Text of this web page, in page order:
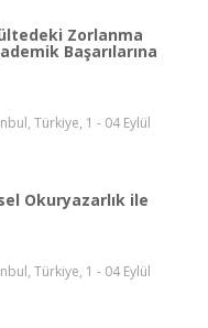
Zorlanma
Başarılarına
Türkiye, 1 - 04 Eylül
Okuryazarlık ile
Türkiye, 1 - 04 Eylül